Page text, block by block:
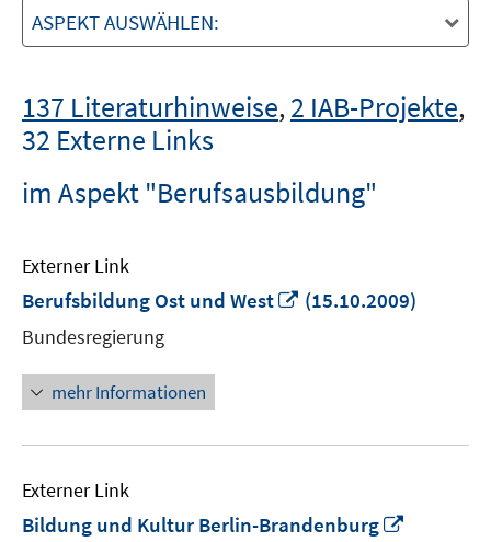
ASPEKT AUSWÄHLEN:
137 Literaturhinweise,2 IAB-Projekte,
32 Externe Links
im Aspekt "Berufsausbildung"
Externer Link
Berufsbildung Ost und West
In
(15.10.2009)
Bundesregierung
mehr Informationen
Externer Link
Bildung und Kultur Berlin-Brandenburg